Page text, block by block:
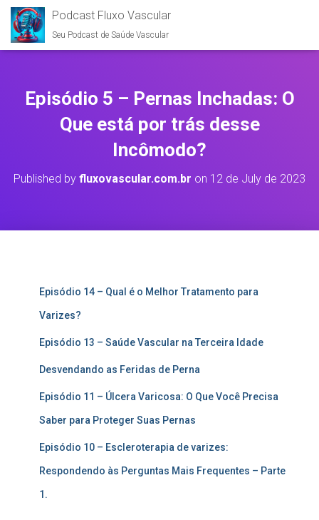
Podcast Fluxo Vascular
Seu Podcast de Saúde Vascular
Episódio 5 – Pernas Inchadas: O
Que está por trás desse
Incômodo?
Published by fluxovascular.com.br on 12 de July de 2023
Episódio 14 – Qual é o Melhor Tratamento para
Varizes?
Episódio 13 – Saúde Vascular na Terceira Idade
Desvendando as Feridas de Perna
Episódio 11 – Úlcera Varicosa: O Que Você Precisa
Saber para Proteger Suas Pernas
Episódio 10 – Escleroterapia de varizes:
Respondendo às Perguntas Mais Frequentes – Parte
1.